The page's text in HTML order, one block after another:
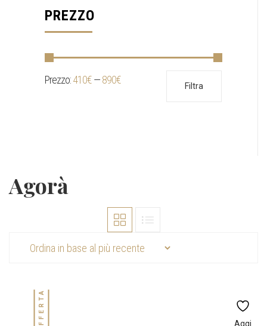
PREZZO
Prezzo
Prezzo
Filtra
Prezzo:410€—890€
Agorà
Aggi